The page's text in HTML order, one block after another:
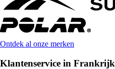
Ontdek al onze merken
Klantenservice in Frankrijk